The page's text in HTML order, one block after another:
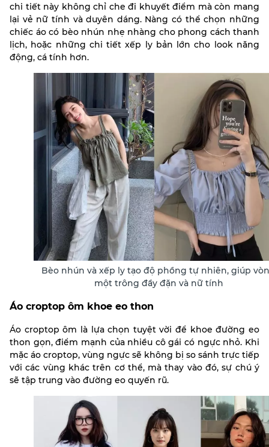
chi tiết này không chỉ che đi khuyết điểm mà còn mang
lại vẻ nữ tính và duyên dáng. Nàng có thể chọn những
chiếc áo có bèo nhún nhẹ nhàng cho phong cách thanh
lịch, hoặc những chi tiết xếp ly bản lớn cho look năng
động, cá tính hơn.
Bèo nhún và xếp ly tạo độ phồng tự nhiên, giúp
một trông đầy đặn và nữ tính
Áo croptop ôm khoe eo thon
Áo croptop ôm là lựa chọn tuyệt vời để khoe đường eo
thon gọn, điểm mạnh của nhiều cô gái có ngực nhỏ. Khi
mặc áo croptop, vùng ngực sẽ không bị so sánh trực tiếp
với các vùng khác trên cơ thể, mà thay vào đó, sự chú ý
sẽ tập trung vào đường eo quyến rũ.